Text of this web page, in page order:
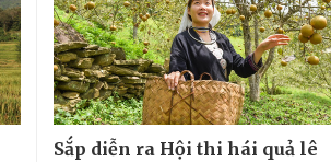
Sắp diễn ra Hội thi hái quả lê